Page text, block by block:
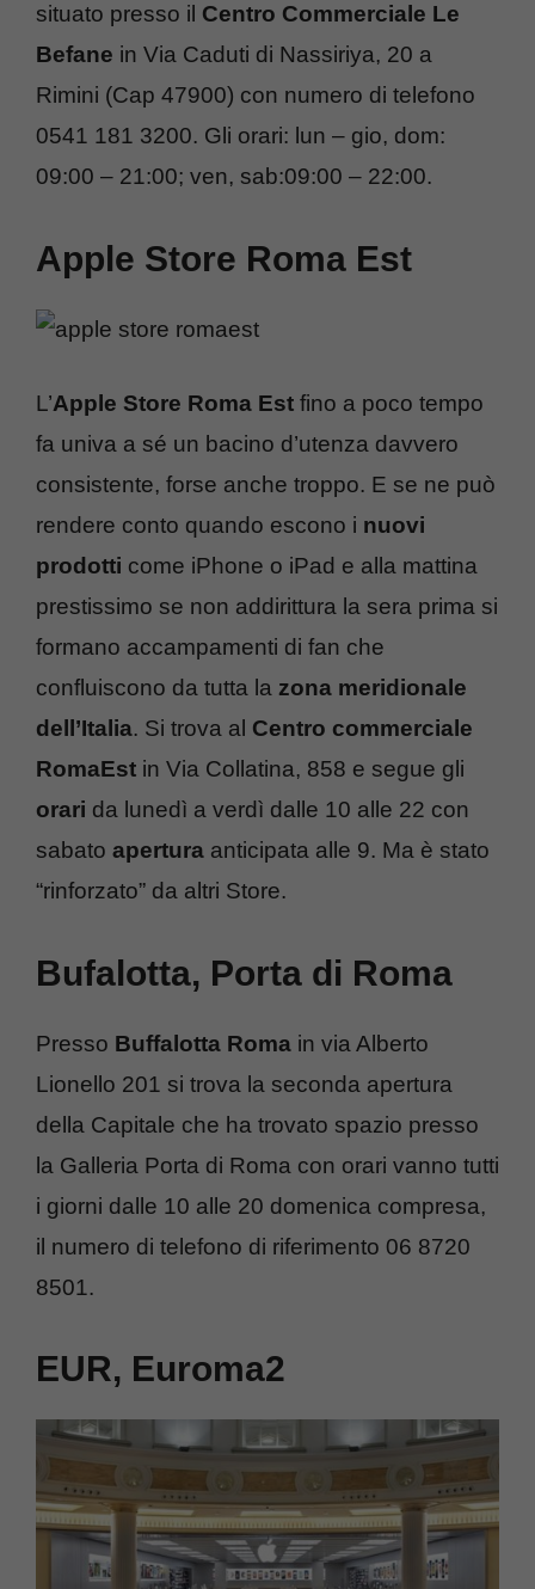
situato presso il Centro Commerciale Le
Befane in Via Caduti di Nassiriya, 20 a
Rimini (Cap 47900) con numero di telefono
0541 181 3200. Gli orari: lun – gio, dom:
09:00 – 21:00; ven, sab:09:00 – 22:00.
Apple Store Roma Est
L’Apple Store Roma Est fino a poco tempo
fa univa a sé un bacino d’utenza davvero
consistente, forse anche troppo. E se ne può
rendere conto quando escono i nuovi
prodotti come iPhone o iPad e alla mattina
prestissimo se non addirittura la sera prima si
formano accampamenti di fan che
confluiscono da tutta la zona meridionale
dell’Italia. Si trova al Centro commerciale
RomaEst in Via Collatina, 858 e segue gli
orari da lunedì a verdì dalle 10 alle 22 con
sabato apertura anticipata alle 9. Ma è stato
“rinforzato” da altri Store.
Bufalotta, Porta di Roma
Presso Buffalotta Roma in via Alberto
Lionello 201 si trova la seconda apertura
della Capitale che ha trovato spazio presso
la Galleria Porta di Roma con orari vanno tutti
i giorni dalle 10 alle 20 domenica compresa,
il numero di telefono di riferimento 06 8720
8501.
EUR, Euroma2